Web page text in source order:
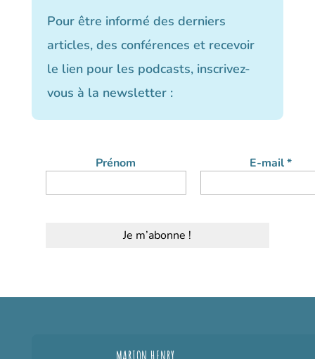
Pour être informé des derniers
articles, des conférences et recevoir
le lien pour les podcasts, inscrivez-
vous à la newsletter :
Prénom E-mail*